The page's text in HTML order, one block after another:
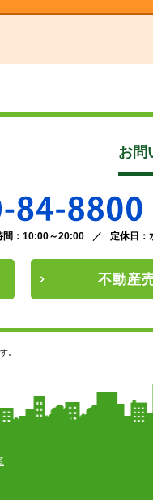
お問
間：10:00～20:00 ／ 定休日：
不動産
。